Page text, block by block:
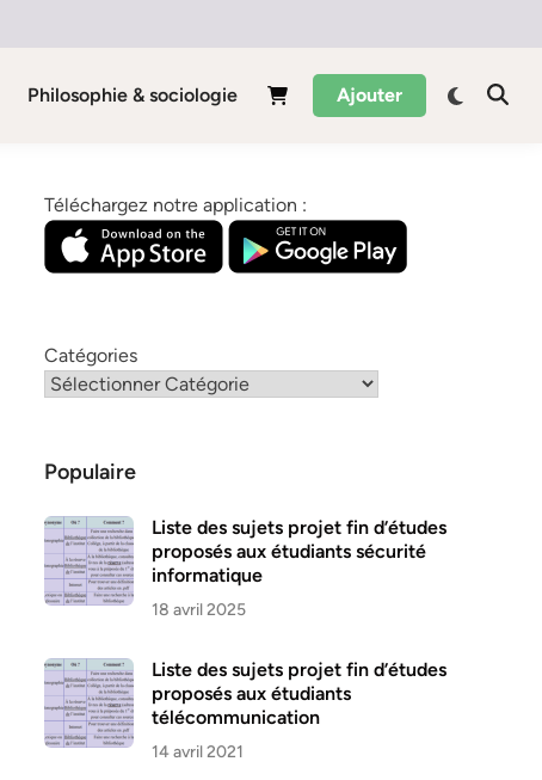
Philosophie & sociologie Ajouter
Téléchargez notre application :
Catégories
Populaire
Liste des sujets projet fin d’études
proposés aux étudiants sécurité
informatique
18 avril 2025
Liste des sujets projet fin d’études
proposés aux étudiants
télécommunication
14 avril 2021